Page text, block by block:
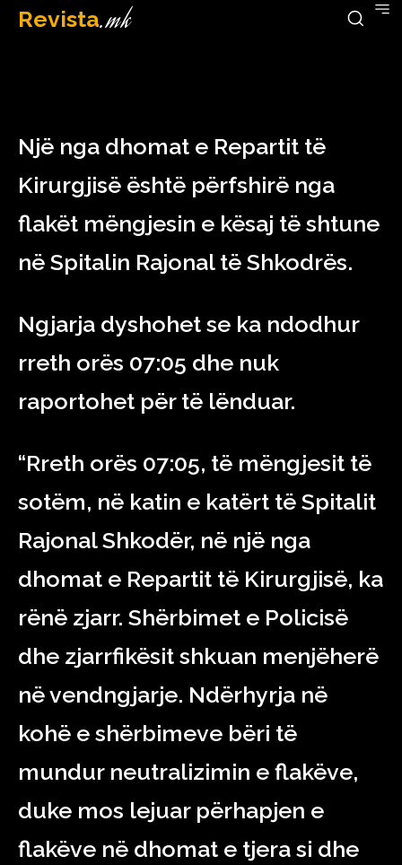
Revista.mk
April 22, 2023
Një nga dhomat e Repartit të
Kirurgjisë është përfshirë nga
flakët mëngjesin e kësaj të shtune
në Spitalin Rajonal të Shkodrës.
Ngjarja dyshohet se ka ndodhur
rreth orës 07:05 dhe nuk
raportohet për të lënduar.
“Rreth orës 07:05, të mëngjesit të
sotëm, në katin e katërt të Spitalit
Rajonal Shkodër, në një nga
dhomat e Repartit të Kirurgjisë, ka
rënë zjarr. Shërbimet e Policisë
dhe zjarrfikësit shkuan menjëherë
në vendngjarje. Ndërhyrja në
kohë e shërbimeve bëri të
mundur neutralizimin e flakëve,
duke mos lejuar përhapjen e
flakëve në dhomat e tjera si dhe